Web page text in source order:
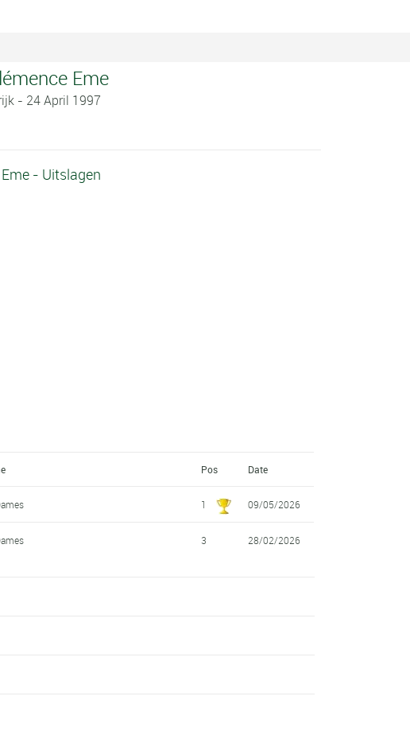
Eme
- 24 April 1997
- Uitslagen
Pos Date
1 09/05/2026
3 28/02/2026